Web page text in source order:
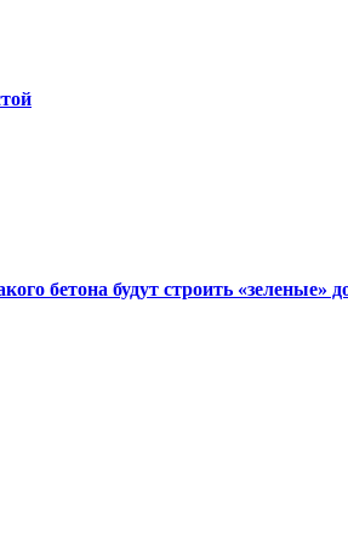
бетона будут строить «зеленые»